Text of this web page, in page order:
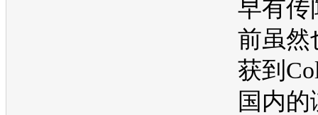
早有传
前虽然
获到
国内